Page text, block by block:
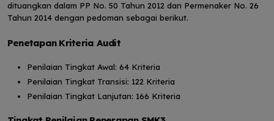
dituangkan dalam PP No. 50 Tahun 2012 dan Permenaker No. 26
Tahun 2014 dengan pedoman sebagai berikut.
Penetapan Kriteria Audit
Penilaian Tingkat Awal: 64 Kriteria
Penilaian Tingkat Transisi: 122 Kriteria
Penilaian Tingkat Lanjutan: 166 Kriteria